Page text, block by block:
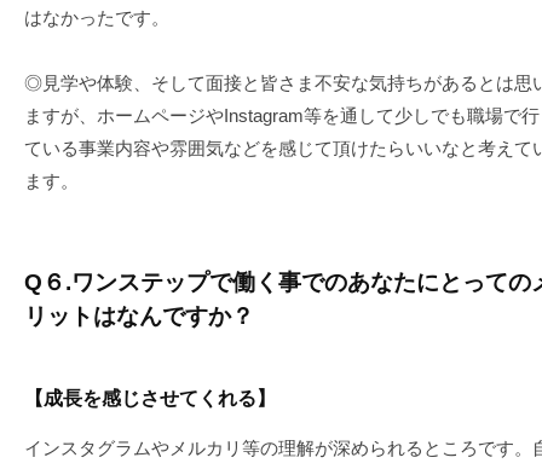
はなかったです。
◎見学や体験、そして面接と皆さま不安な気持ちがあるとは思
ますが、ホームページやInstagram等を通して少しでも職場で
ている事業内容や雰囲気などを感じて頂けたらいいなと考えて
ます。
Q６.ワンステップで働く事でのあなたにとっての
リットはなんですか？
【成長を感じさせてくれる】
インスタグラムやメルカリ等の理解が深められるところです。